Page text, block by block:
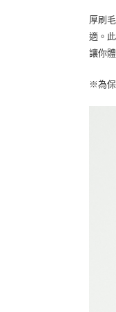
厚刷
適。
讓你
※為保